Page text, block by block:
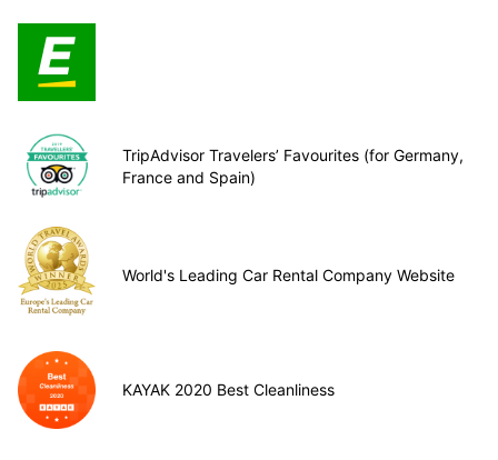
TripAdvisor Travelers’ Favourites (for Germany,
France and Spain)
World's Leading Car Rental Company Website
KAYAK 2020 Best Cleanliness